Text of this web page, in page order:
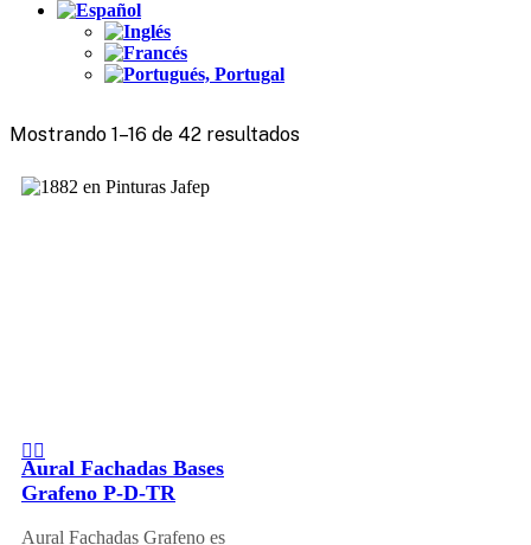
Mostrando 1–16 de 42 resultados
Aural Fachadas Bases
Grafeno P-D-TR
Aural Fachadas Grafeno es